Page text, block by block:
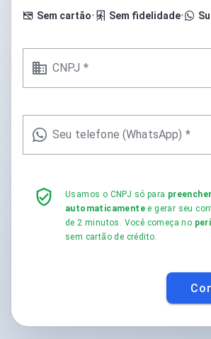
Sem cartão• Sem fidelidade•
CNPJ *
Seu telefone (WhatsApp) *
Usamos o CNPJ só para
automaticamente e gerar seu
de 2 minutos. Você começa no
sem cartão de crédito.